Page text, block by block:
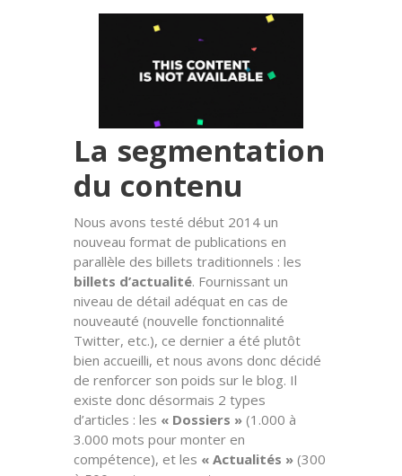
La segmentation
du contenu
Nous avons testé début 2014 un
nouveau format de publications en
parallèle des billets traditionnels : les
billets d’actualité. Fournissant un
niveau de détail adéquat en cas de
nouveauté (nouvelle fonctionnalité
Twitter, etc.), ce dernier a été plutôt
bien accueilli, et nous avons donc décidé
de renforcer son poids sur le blog. Il
existe donc désormais 2 types
d’articles : les « Dossiers »(1.000 à
3.000 mots pour monter en
compétence), et les « Actualités »(300